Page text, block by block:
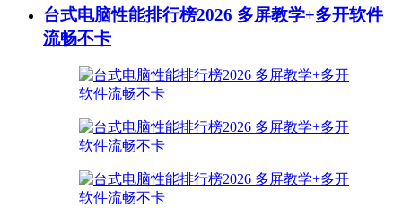
台式电脑性能排行榜2026 多屏教学+多开软件
流畅不卡